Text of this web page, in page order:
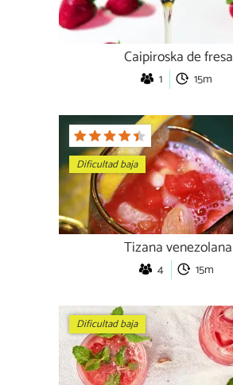
Caipiroska de fresa
1 15m
Dificultad baja
Tizana venezolana
4 15m
Dificultad baja